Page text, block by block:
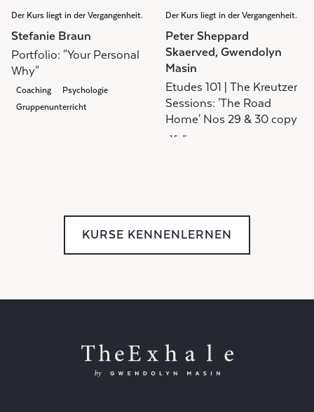
Der Kurs liegt in der Vergangenheit.
Stefanie Braun
Portfolio: "Your Personal
Why"
Coaching
Psychologie
Gruppenunterricht
Der Kurs liegt in der Vergangenheit.
Peter Sheppard
Skaerved, Gwendolyn
Masin
Etudes 101 | The Kreutzer
Sessions: 'The Road
Home' Nos 29 & 30 copy
Violine
KURSE KENNENLERNEN